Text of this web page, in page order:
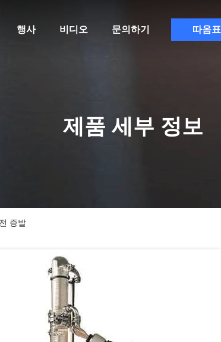
행사 비디오 문의하기 따옴표
제품 세부 정보
증발